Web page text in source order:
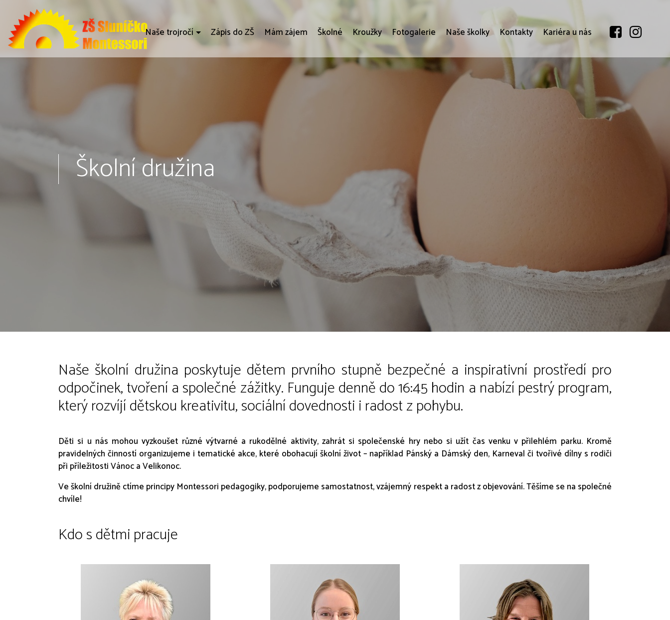
Naše trojročí Zápis do ZŠ Mám zájem Školné Kroužky Fotogalerie Naše školky Kontakty Kariéra u nás
Školní družina
Naše školní družina poskytuje dětem prvního stupně bezpečné a inspirativní prostředí pro
odpočinek, tvoření a společné zážitky. Funguje denně do 16:45 hodin a nabízí pestrý program,
který rozvíjí dětskou kreativitu, sociální dovednosti i radost z pohybu.
Děti si u nás mohou vyzkoušet různé výtvarné a rukodělné aktivity, zahrát si společenské hry nebo si užít čas venku v přilehlém parku. Kromě
pravidelných činností organizujeme i tematické akce, které obohacují školní život – například Pánský a Dámský den, Karneval či tvořivé dílny s rodiči
při příležitosti Vánoc a Velikonoc.
Ve školní družině ctíme principy Montessori pedagogiky, podporujeme samostatnost, vzájemný respekt a radost z objevování. Těšíme se na společné
chvíle!
Kdo s dětmi pracuje